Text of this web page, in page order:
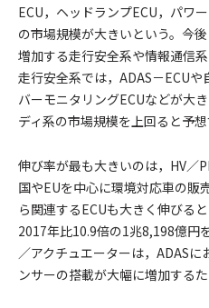
ECU，ヘッドランプECU，パワ
の市場規模が大きいという。今
増加する走行安全系や情報通信
走行安全系では，ADAS－ECU
バーモニタリングECUなどが大
ディ系の市場規模を上回ると予想
伸び率が最も大きいのは，HV／
国やEUを中心に環境対応車の販
ら関連するECUも大きく伸びる
2017年比10.9倍の1兆8,198億円
／アクチュエーターは，ADAS
ンサーの搭載が大幅に増加するた